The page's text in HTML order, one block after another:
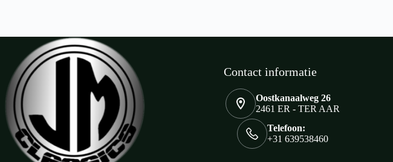
Contact informatie
Oostkanaalweg 26
2461 ER - TER AAR
Telefoon:
+31 639538460